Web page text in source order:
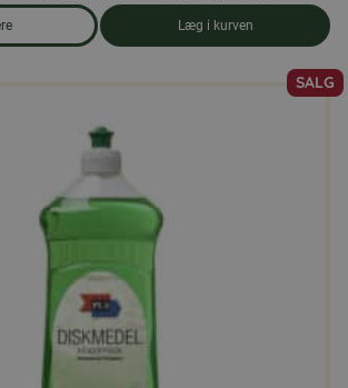
produkten Opvaskemaskine-tabletter, 100 tabletter
Læg i kurven
SALG